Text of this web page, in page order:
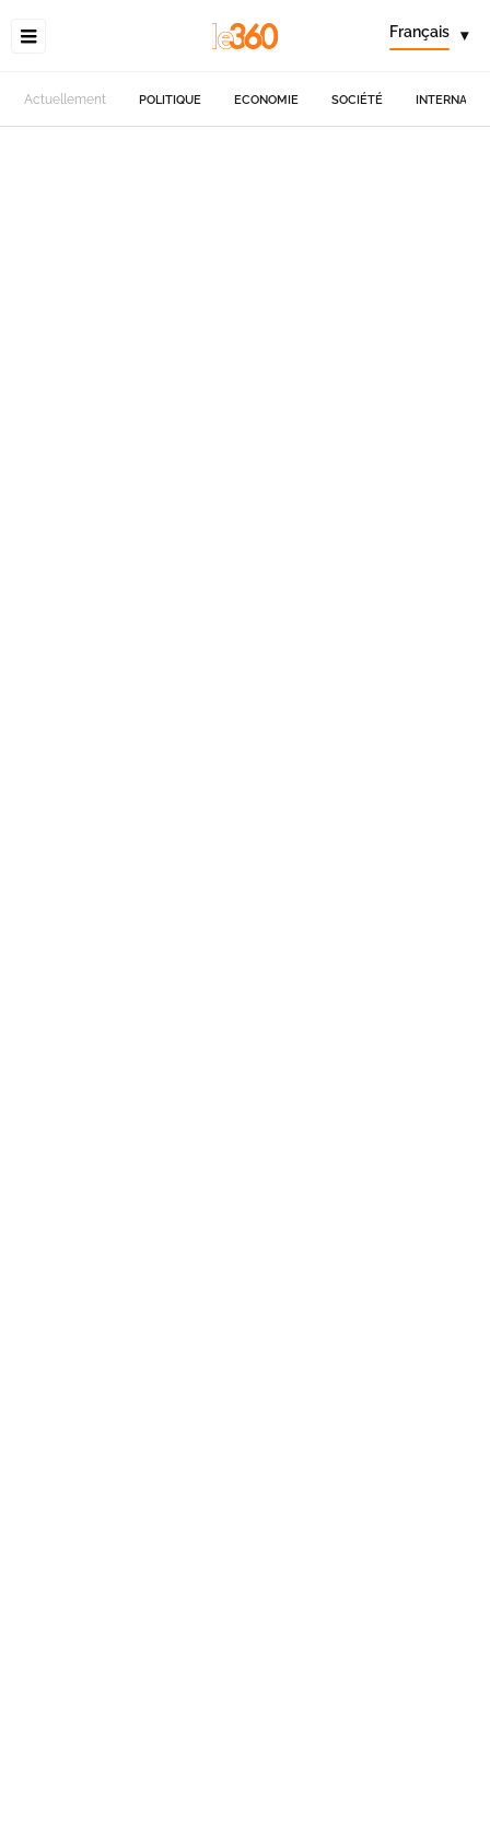
Français ▾
Actuellement POLITIQUE ECONOMIE SOCIÉTÉ